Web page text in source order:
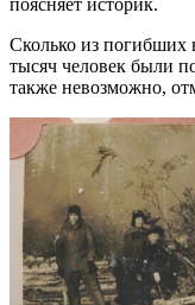
поясняет историк.
Сколько из погибших
тысяч человек были
также невозможно,